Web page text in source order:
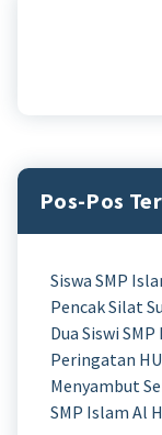
Pos-Pos
Siswa SMP
Pencak Silat
Dua Siswi
Peringatan
Menyambut
SMP Islam Al